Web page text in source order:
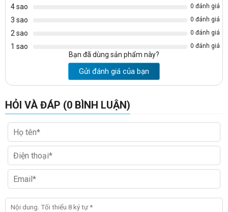
➡️Kích thước kệ sách đứng 5 tầng có ngăn tủ KG03
4 sao 0 đánh giá
3 sao 0 đánh giá
2 sao 0 đánh giá
1 sao 0 đánh giá
Bạn đã dùng sản phẩm này?
Gửi đánh giá của bạn
HỎI VÀ ĐÁP (0 BÌNH LUẬN)